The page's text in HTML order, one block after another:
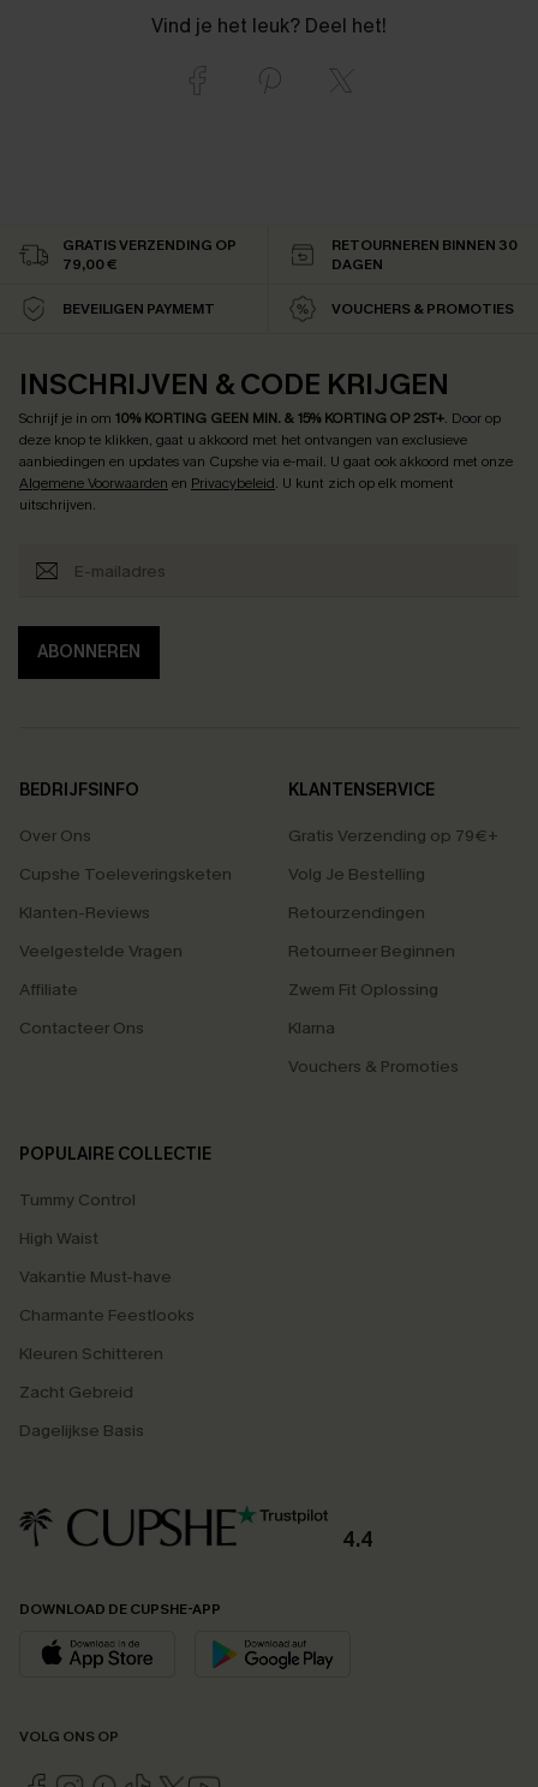
Vind je het leuk? Deel het!
GRATIS VERZENDING OP
79,00 €
RETOURNEREN BINNEN 30
DAGEN
BEVEILIGEN PAYMEMT VOUCHERS & PROMOTIES
INSCHRIJVEN & CODE KRIJGEN
Schrijf je in om 10% KORTING GEEN MIN. & 15% KORTING OP 2ST+. Door op
deze knop te klikken, gaat u akkoord met het ontvangen van exclusieve
aanbiedingen en updates van Cupshe via e-mail. U gaat ook akkoord met onze
Algemene Voorwaarden en Privacybeleid. U kunt zich op elk moment
uitschrijven.
ABONNEREN
BEDRIJFSINFO
Over Ons
Cupshe Toeleveringsketen
Klanten-Reviews
Veelgestelde Vragen
Affiliate
Contacteer Ons
KLANTENSERVICE
Gratis Verzending op 79€+
Volg Je Bestelling
Retourzendingen
Retourneer Beginnen
Zwem Fit Oplossing
Klarna
Vouchers & Promoties
POPULAIRE COLLECTIE
Tummy Control
High Waist
Vakantie Must-have
Charmante Feestlooks
Kleuren Schitteren
Zacht Gebreid
Dagelijkse Basis
4.4
DOWNLOAD DE CUPSHE-APP
VOLG ONS OP